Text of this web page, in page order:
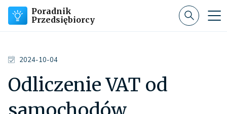
Poradnik
Przedsiębiorcy
2024-10-04
Odliczenie VAT od